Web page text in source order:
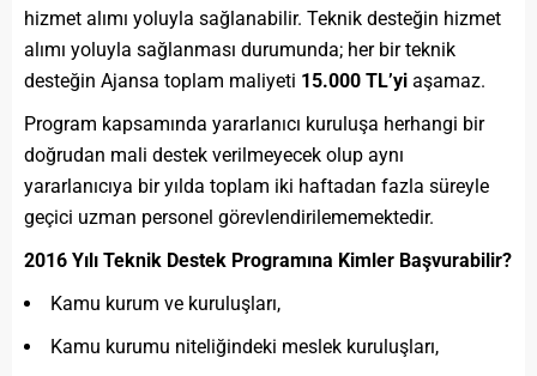
hizmet alımı yoluyla sağlanabilir. Teknik desteğin hizmet
alımı yoluyla sağlanması durumunda; her bir teknik
desteğin Ajansa toplam maliyeti 15.000 TL’yi aşamaz.
Program kapsamında yararlanıcı kuruluşa herhangi bir
doğrudan mali destek verilmeyecek olup aynı
yararlanıcıya bir yılda toplam iki haftadan fazla süreyle
geçici uzman personel görevlendirilememektedir.
2016 Yılı Teknik Destek Programına Kimler Başvurabilir?
Kamu kurum ve kuruluşları,
Kamu kurumu niteliğindeki meslek kuruluşları,